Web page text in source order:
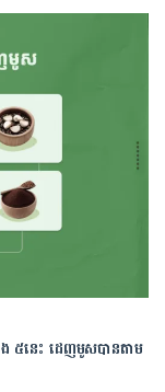
ង ៥នេះ ដេញមូសបានតាម